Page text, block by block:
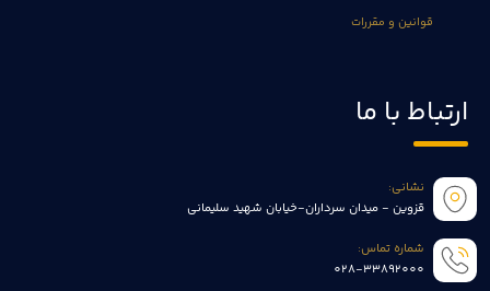
قوانین و مقررات
ارتباط با ما
نشانی:
قزوین - میدان سرداران-خیابان شهید سلیمانی
شماره تماس:
028-33892000